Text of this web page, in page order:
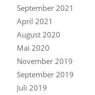
September 2021
April 2021
August 2020
Mai 2020
November 2019
September 2019
Juli 2019